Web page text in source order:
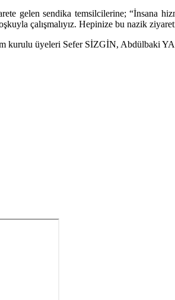
gelen sendika temsilcilerine; “İnsana
çalışmalıyız. Hepinize bu nazik
kurulu üyeleri Sefer SİZGİN, Abdülbaki